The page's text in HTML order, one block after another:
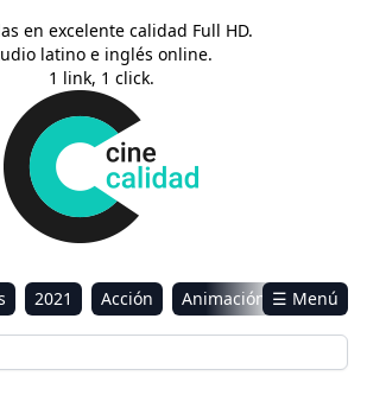
en excelente calidad Full HD.
latino e inglés online.
1 link, 1 click.
2021 Acción
Animación
ficción Comedia
Drama
☰ Menú